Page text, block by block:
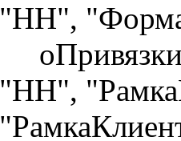
"НН",
"НН",